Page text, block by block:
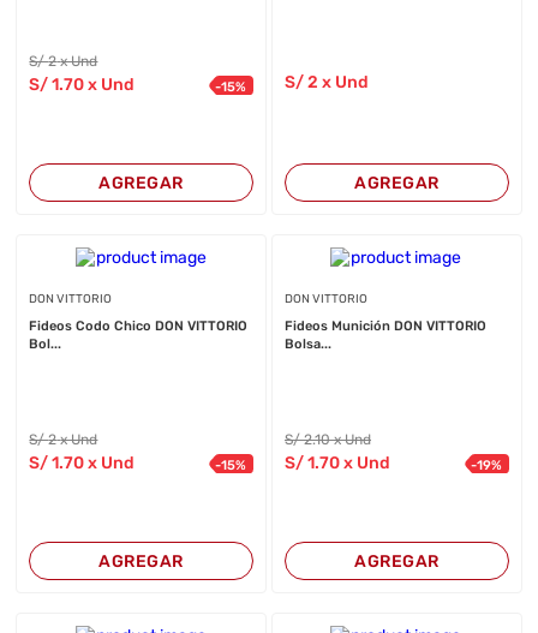
S/2 x Und
S/1.70 x Und -15%
AGREGAR
S/2 x Und
AGREGAR
DON VITTORIO
Fideos Codo Chico DON VITTORIO
Bol...
S/2 x Und
S/1.70 x Und -15%
AGREGAR
DON VITTORIO
Fideos Munición DON VITTORIO
Bolsa...
S/2.10 x Und
S/1.70x Und -19%
AGREGAR